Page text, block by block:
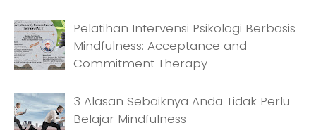
Pelatihan Intervensi Psikologi Berbasis
Mindfulness: Acceptance and
Commitment Therapy
3 Alasan Sebaiknya Anda Tidak Perlu
Belajar Mindfulness